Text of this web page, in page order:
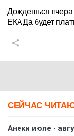
Дождешься вчера
ЕКАДа будет
СЕЙЧАС
Анеки июле -